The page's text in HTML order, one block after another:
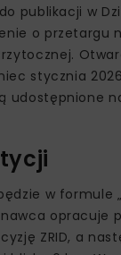
publikacji w
o przetargu
stycznia 2026
udostępnione
w formule
opracuje
ZRID, a